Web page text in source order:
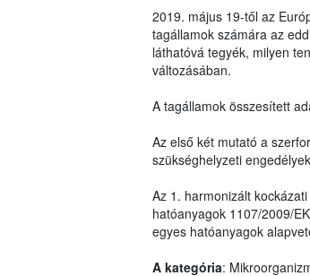
2019. május 19-től az
tagállamok számára az
láthatóvá tegyék, milyen
változásában.
A tagállamok összesített
Az első két mutató a
szükséghelyzeti
Az 1. harmonizált
hatóanyagok 1107/2009/
egyes hatóanyagok
A kategória: